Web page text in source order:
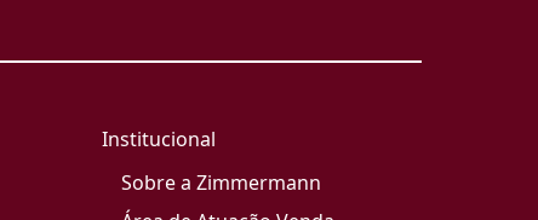
Institucional
Sobre a Zimmermann